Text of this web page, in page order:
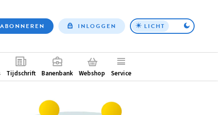
Top
ABONNEREN INLOGGEN LICHT
Tijdschrift Banenbank Webshop Service